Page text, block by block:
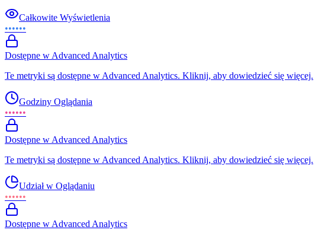
Całkowite Wyświetlenia
••••••
Dostępne w Advanced Analytics
Te metryki są dostępne w Advanced Analytics. Kliknij, aby dowiedzieć się więcej.
Godziny Oglądania
••••••
Dostępne w Advanced Analytics
Te metryki są dostępne w Advanced Analytics. Kliknij, aby dowiedzieć się więcej.
Udział w Oglądaniu
••••••
Dostępne w Advanced Analytics